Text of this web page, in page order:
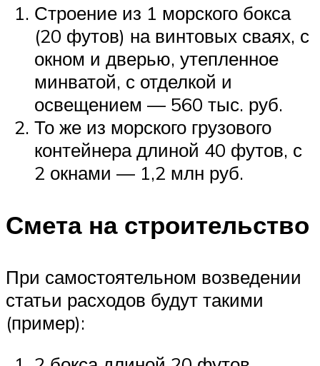
Строение из 1 морского бокса
(20 футов) на винтовых сваях, с
окном и дверью, утепленное
минватой, с отделкой и
освещением — 560 тыс. руб.
То же из морского грузового
контейнера длиной 40 футов, с
2 окнами — 1,2 млн руб.
Смета на строительство
При самостоятельном возведении
статьи расходов будут такими
(пример):